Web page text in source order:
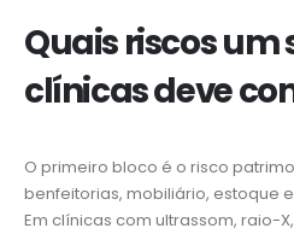
Quais riscos um
clínicas deve
O primeiro bloco é o risco
benfeitorias, mobiliário, estoque
Em clínicas com ultrassom, raio-